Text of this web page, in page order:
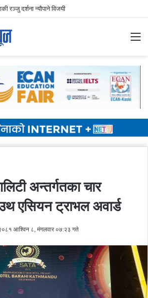
४२ स्थानमा रास्वपा अगाडि
अन्तर्गतका चार
एसियन ट्राभल अवार्ड
आश्विन ८, मंगलवार ०७:२३ गते